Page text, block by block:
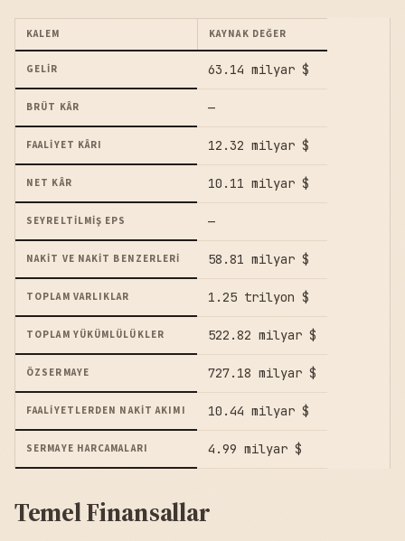
KALEM KAYNAK DEĞER
GELIR 63.14 milyar $
BRÜT KÂR —
FAALIYET KÂRI 12.32 milyar $
NET KÂR 10.11 milyar $
SEYRELTILMIŞ EPS —
NAKIT VE NAKIT BENZERLERI 58.81 milyar $
TOPLAM VARLIKLAR 1.25 trilyon $
TOPLAM YÜKÜMLÜLÜKLER 522.82 milyar $
ÖZSERMAYE 727.18 milyar $
FAALIYETLERDEN NAKIT AKIMI 10.44 milyar $
SERMAYE HARCAMALARI 4.99 milyar $
Temel Finansallar